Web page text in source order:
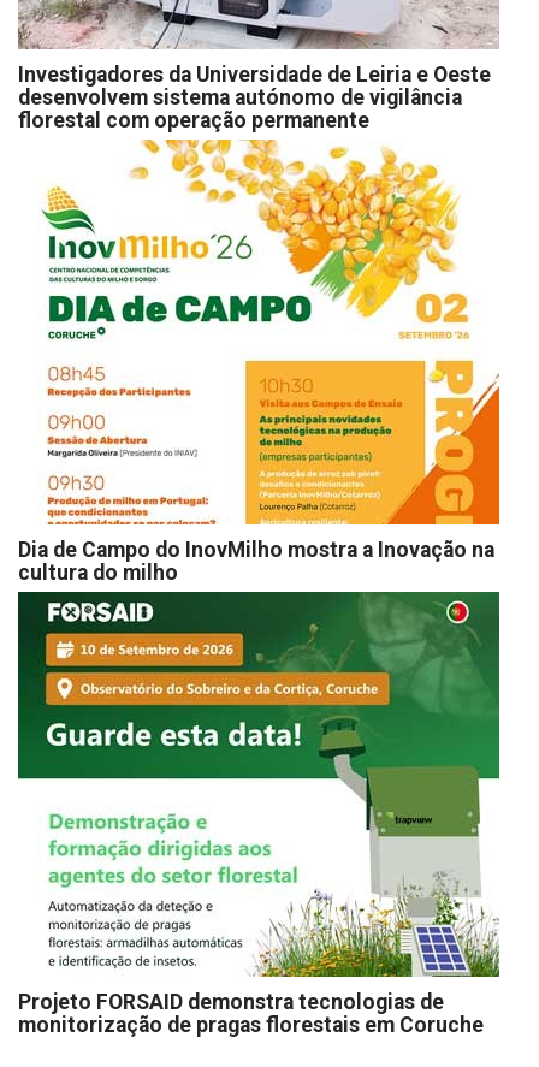
Investigadores da Universidade de Leiria e Oeste
desenvolvem sistema autónomo de vigilância
florestal com operação permanente
Dia de Campo do InovMilho mostra a Inovação na
cultura do milho
Projeto FORSAID demonstra tecnologias de
monitorização de pragas florestais em Coruche